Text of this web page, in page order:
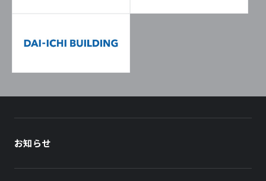
お知らせ